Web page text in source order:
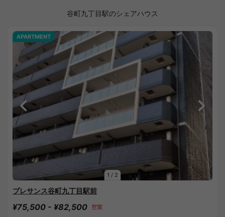
谷町九丁目駅のシェアハウス
1 / 2
APARTMENT
プレサンス谷町九丁目駅前
¥75,500 - ¥82,500 空室